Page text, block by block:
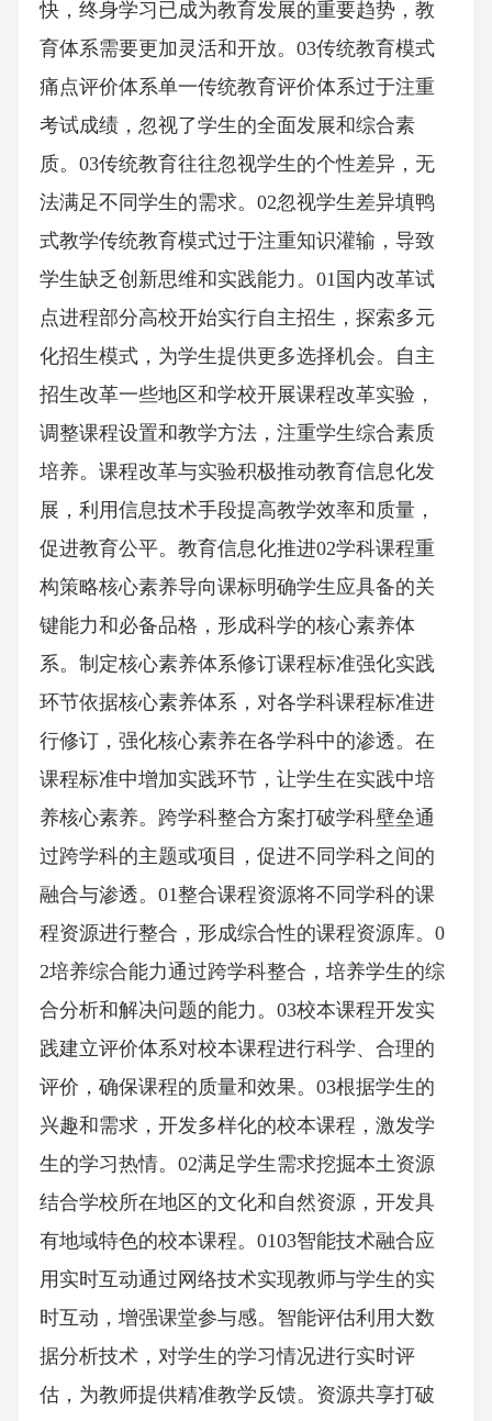
快，终身学习已成为教育发展的重要趋势，教
育体系需要更加灵活和开放。03传统教育模式
痛点评价体系单一传统教育评价体系过于注重
考试成绩，忽视了学生的全面发展和综合素
质。03传统教育往往忽视学生的个性差异，无
法满足不同学生的需求。02忽视学生差异填鸭
式教学传统教育模式过于注重知识灌输，导致
学生缺乏创新思维和实践能力。01国内改革试
点进程部分高校开始实行自主招生，探索多元
化招生模式，为学生提供更多选择机会。自主
招生改革一些地区和学校开展课程改革实验，
调整课程设置和教学方法，注重学生综合素质
培养。课程改革与实验积极推动教育信息化发
展，利用信息技术手段提高教学效率和质量，
促进教育公平。教育信息化推进02学科课程重
构策略核心素养导向课标明确学生应具备的关
键能力和必备品格，形成科学的核心素养体
系。制定核心素养体系修订课程标准强化实践
环节依据核心素养体系，对各学科课程标准进
行修订，强化核心素养在各学科中的渗透。在
课程标准中增加实践环节，让学生在实践中培
养核心素养。跨学科整合方案打破学科壁垒通
过跨学科的主题或项目，促进不同学科之间的
融合与渗透。01整合课程资源将不同学科的课
程资源进行整合，形成综合性的课程资源库。0
2培养综合能力通过跨学科整合，培养学生的综
合分析和解决问题的能力。03校本课程开发实
践建立评价体系对校本课程进行科学、合理的
评价，确保课程的质量和效果。03根据学生的
兴趣和需求，开发多样化的校本课程，激发学
生的学习热情。02满足学生需求挖掘本土资源
结合学校所在地区的文化和自然资源，开发具
有地域特色的校本课程。0103智能技术融合应
用实时互动通过网络技术实现教师与学生的实
时互动，增强课堂参与感。智能评估利用大数
据分析技术，对学生的学习情况进行实时评
估，为教师提供精准教学反馈。资源共享打破